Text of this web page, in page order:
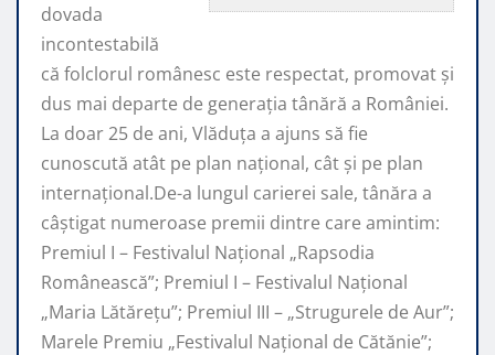
dovada
incontestabilă
că folclorul românesc este respectat, promovat şi
dus mai departe de generaţia tânără a României.
La doar 25 de ani, Vlăduța a ajuns să fie
cunoscută atât pe plan naţional, cât şi pe plan
internaţional.De-a lungul carierei sale, tânăra a
câştigat numeroase premii dintre care amintim:
Premiul I – Festivalul Național „Rapsodia
Românească”; Premiul I – Festivalul Național
„Maria Lătărețu”; Premiul III – „Strugurele de Aur”;
Marele Premiu „Festivalul Național de Cătănie”;